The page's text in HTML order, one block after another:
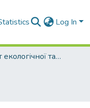
Log In
Факультет екологічної та техногенної безпеки (ФЕТБ)